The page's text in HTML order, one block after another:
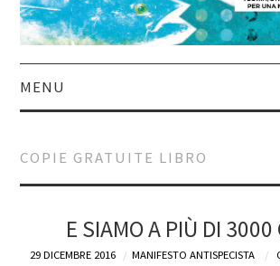
MENU
ACQUISTALO
COPIE GRATUITE LIBRO
E SIAMO A PIÙ DI 3000
29 DICEMBRE 2016 MANIFESTO ANTISPECISTA